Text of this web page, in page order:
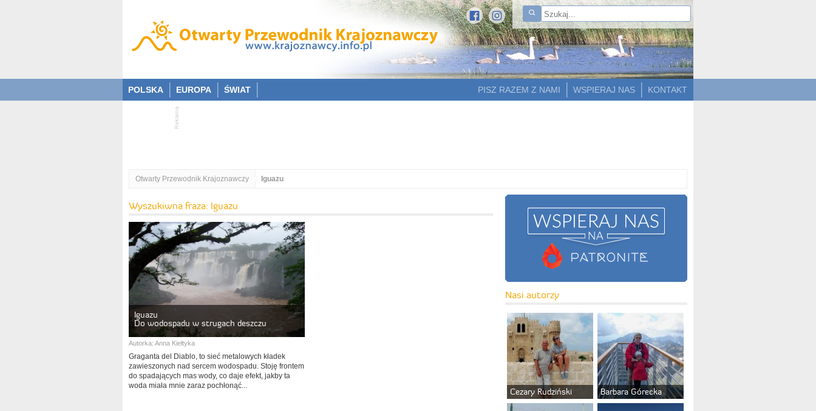
POLSKA EUROPA ŚWIAT KONTAKT
WSPIERAJ NAS
PISZ RAZEM Z NAMI
Otwarty Przewodnik Krajoznawczy Iguazu
Wyszukiwna fraza: Iguazu
Iguazu
Do wodospadu w strugach deszczu
Autorka: Anna Kiełtyka
Graganta del Diablo, to sieć metalowych kładek
zawieszonych nad sercem wodospadu. Stoję frontem
do spadających mas wody, co daje efekt, jakby ta
woda miała mnie zaraz pochłonąć...
Nasi autorzy
Cezary Rudziński Barbara Górecka